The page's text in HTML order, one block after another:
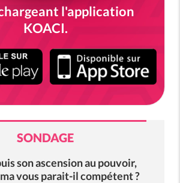
l'application
KOACI.
SONDAGE
son ascension au pouvoir,
vous parait-il compétent ?